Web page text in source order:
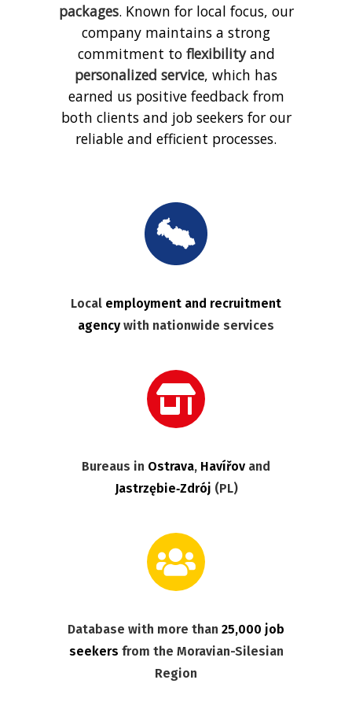
packages. Known for local focus, our
company maintains a strong
commitment to flexibilityand
personalized service, which has
earned us positive feedback from
both clients and job seekers for our
reliable and efficient processes.
Local employment and recruitment
agency with nationwide services
Bureaus in Ostrava, Havířov and
Jastrzębie‑Zdrój (PL)
Database with more than 25,000 job
seekers from the Moravian-Silesian
Region